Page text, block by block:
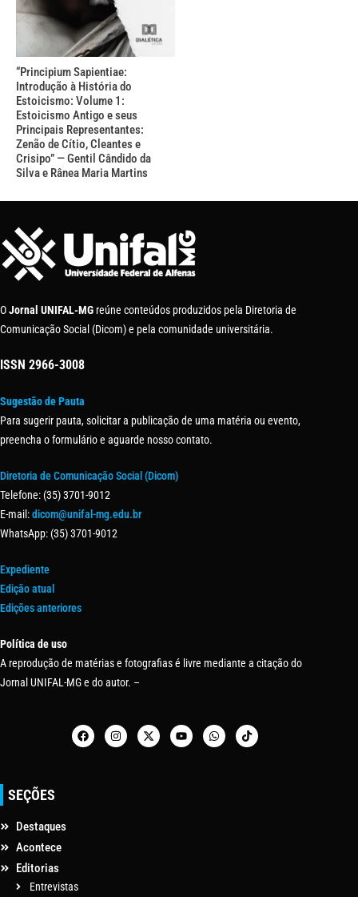
“Principium Sapientiae:
Introdução à História do
Estoicismo: Volume 1:
Estoicismo Antigo e seus
Principais Representantes:
Zenão de Cítio, Cleantes e
Crisipo” — Gentil Cândido da
Silva e Rânea Maria Martins
OJornal UNIFAL-MG reúne conteúdos produzidos pela Diretoria de
Comunicação Social (Dicom) e pela comunidade universitária.
ISSN 2966-3008
Sugestão de Pauta
Para sugerir pauta, solicitar a publicação de uma matéria ou evento,
preencha o formulário e aguarde nosso contato.
Diretoria de Comunicação Social (Dicom)
Telefone: (35) 3701-9012
E-mail:dicom@unifal-mg.edu.br
WhatsApp: (35) 3701-9012
Expediente
Edição atual
Edições anteriores
Política de uso
A reprodução de matérias e fotografias é livre mediante a citação do
Jornal UNIFAL-MG e do autor. –
SEÇÕES
Destaques
Acontece
Editorias
Entrevistas